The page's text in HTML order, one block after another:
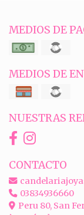
MEDIOS DE
MEDIOS DE
NUESTRAS
CONTACTO
03834936660
Peru 80, San